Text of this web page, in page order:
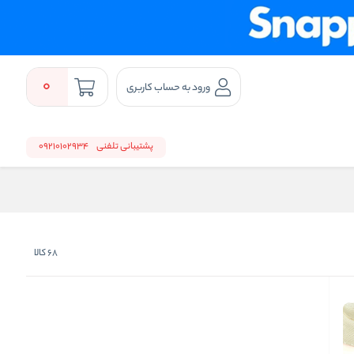
ورود به حساب کاربری 0
پشتیبانی تلفنی 09210102934
68کالا